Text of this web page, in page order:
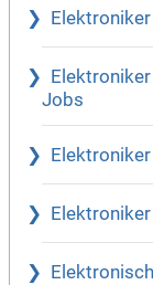
Jobs